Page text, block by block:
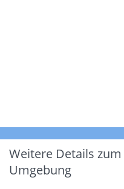
Weitere Details
Umgebung